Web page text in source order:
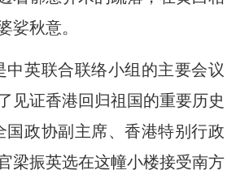
娑秋意。
英联合联络小组的主要会议
见证香港回归祖国的重要历史
国政协副主席、香港特别行政
梁振英选在这幢小楼接受南方